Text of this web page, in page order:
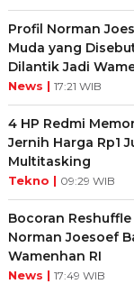
Profil Norman
Muda yang
Dilantik Jadi
News | 17:21 WIB
4 HP Redmi
Jernih Harga Rp1
Multitasking
Tekno | 09:29 WIB
Bocoran
Norman Joesoef
Wamenhan RI
News | 17:49 WIB